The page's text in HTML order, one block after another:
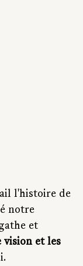
l'histoire de
notre
et
vision et les